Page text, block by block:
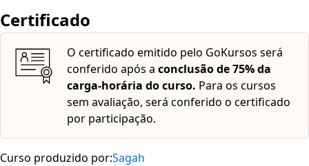
Certificado
O certificado emitido pelo GoKursos será
conferido após a conclusão de 75% da
carga-horária do curso. Para os cursos
sem avaliação, será conferido o certificado
por participação.
Curso produzido por:Sagah